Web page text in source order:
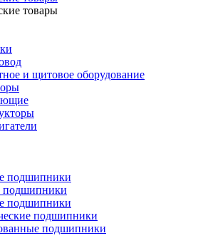
товары
и щитовое оборудование
подшипники
подшипники
подшипники
подшипники
подшипники